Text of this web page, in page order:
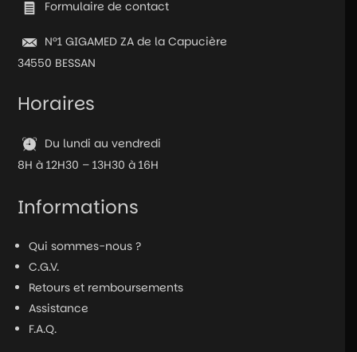
Formulaire de contact
N°1 GIGAMED ZA de la Capucière
34550 BESSAN
Horaires
Du lundi au vendredi
8H à 12H30 – 13H30 à 16H
Informations
Qui sommes-nous ?
C.G.V.
Retours et remboursements
Assistance
F.A.Q.